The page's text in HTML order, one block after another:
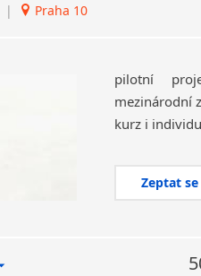
| Praha 10
pilotní
mezinárodní
kurz i
Zeptat